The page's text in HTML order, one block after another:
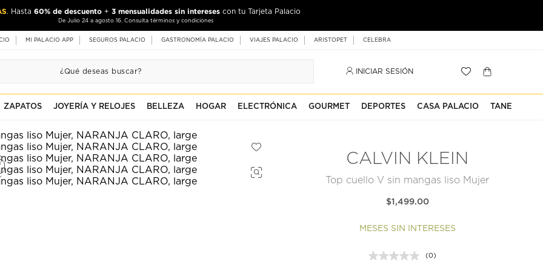
. Hasta 60% de descuento + 3 mensualidades sin intereses con tu Tarjeta Palacio
De Julio 24 a agosto 16. Consulta términos y condiciones
MI PALACIO APP SEGUROS PALACIO GASTRONOMÍA PALACIO VIAJES PALACIO ARISTOPET CELEBRA
INICIAR SESIÓN
ZAPATOS JOYERÍA Y RELOJES BELLEZA HOGAR ELECTRÓNICA GOURMET DEPORTES CASA PALACIO TANE
CALVIN KLEIN
Top cuello V sin mangas liso Mujer
$1,499.00
MESES SIN INTERESES
Sin
(0)